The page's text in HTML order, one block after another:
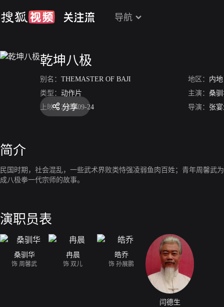
导航
乾坤八极
别名： THEMASTER OF BAJI 地区： 内地
类型： 动作片 主演： 桑
上映： 2020-09-24 导演： 张
分享
简介
民国时期，社会混乱，一些武术界败类恃强凌弱鱼肉百姓；青年周馨
成八极拳一代宗师的故事。
演职员表
桑驯华
饰 周馨武
冉晨
饰 双儿
皓乔
饰 孙展鹏
闫德生